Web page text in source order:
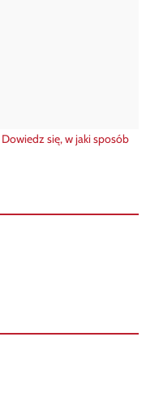
Dowiedz się, w jaki sposób